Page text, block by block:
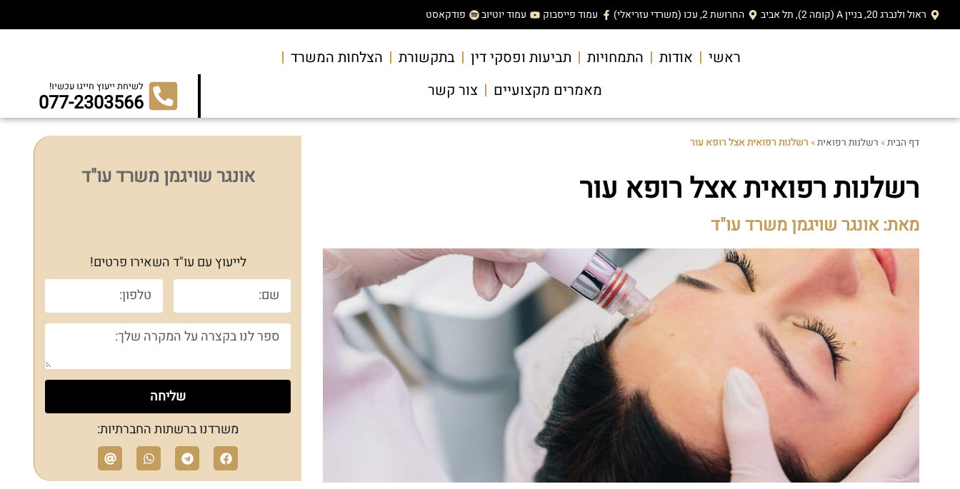
ראול ולנברג 20, בניין A (קומה 2), תל אביב החרושת 2, עכו (משרדי עזריאלי) עמוד פייסבוק עמוד יוטיוב פודקאסט
ראשי אודות התמחויות תביעות ופסקי דין בתקשורת
הצלחות המשרד
מאמרים מקצועיים
צור קשר לשיחת ייעוץ חייגו עכשיו!
077-2303566
דף הבית» רשלנות רפואית»רשלנות רפואית אצל רופא עור
רשלנות רפואית אצל רופא עור
מאת: אונגר שויגמן משרד עו"ד
אונגר שויגמן משרד עו"ד
לייעוץ עם עו"ד השאירו פרטים!
שליחה
משרדנו ברשתות החברתיות: